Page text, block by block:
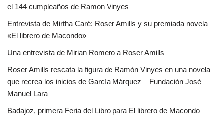
el 144 cumpleaños de Ramon Vinyes
Entrevista de Mirtha Caré: Roser Amills y su premiada novela
«El librero de Macondo»
Una entrevista de Mirian Romero a Roser Amills
Roser Amills rescata la figura de Ramón Vinyes en una novela
que recrea los inicios de García Márquez – Fundación José
Manuel Lara
Badajoz, primera Feria del Libro para El librero de Macondo